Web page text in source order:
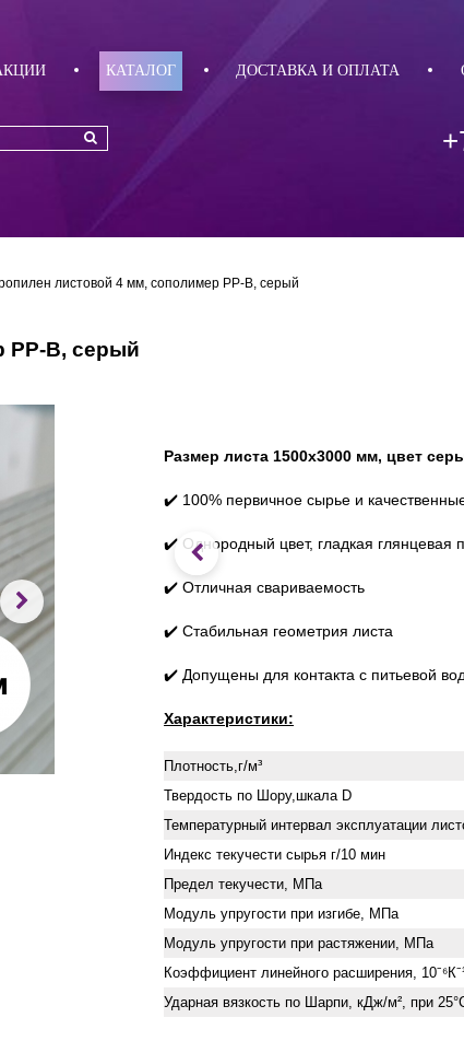
КАТАЛОГ ДОСТАВКА И ОПЛАТА
листовой 4 мм, сополимер PP-B, серый
PP-B, серый
Размер листа 1500х3000 мм, цвет
✔️ 100% первичное сырье и
✔️ Однородный цвет, гладкая глянцевая
✔️ Отличная свариваемость
✔️ Стабильная геометрия листа
✔️ Допущены для контакта с питьевой
Характеристики:
Плотность,г/м³
Твердость по Шору,шкала D
Температурный интервал эксплуатации
Индекс текучести сырья г/10 мин
Предел текучести, МПа
Модуль упругости при изгибе, МПа
Модуль упругости при растяжении, МПа
Коэффициент линейного расширения,
Ударная вязкость по Шарпи, кДж/м², при